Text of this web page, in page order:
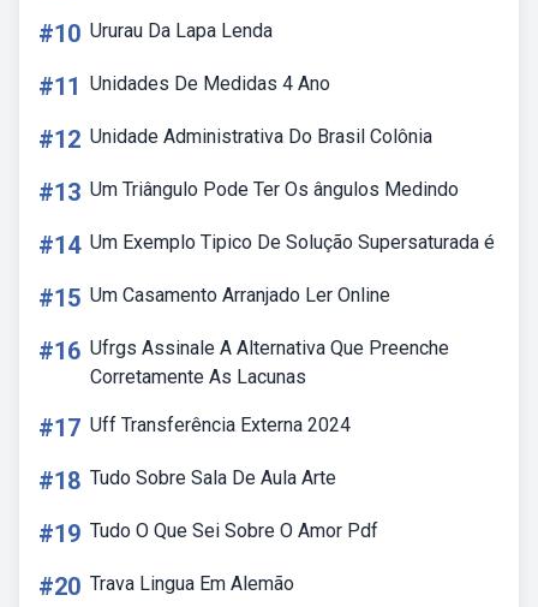
#10 Ururau Da Lapa Lenda
#11 Unidades De Medidas 4 Ano
#12 Unidade Administrativa Do Brasil Colônia
#13 Um Triângulo Pode Ter Os ângulos Medindo
#14 Um Exemplo Tipico De Solução Supersaturada é
#15 Um Casamento Arranjado Ler Online
#16 Ufrgs Assinale A Alternativa Que Preenche
Corretamente As Lacunas
#17 Uff Transferência Externa 2024
#18 Tudo Sobre Sala De Aula Arte
#19 Tudo O Que Sei Sobre O Amor Pdf
#20 Trava Lingua Em Alemão